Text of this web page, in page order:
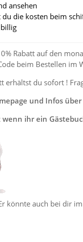
ansehen
du die kosten beim
Rabatt auf den
beim Bestellen im
erhältst du sofort !
und Infos über
ihr ein
könnte auch bei dir